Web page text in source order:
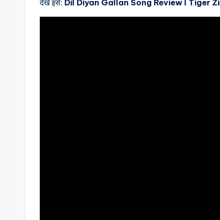
देखे इसे: Dil Diyan Gallan Song Review l Tiger